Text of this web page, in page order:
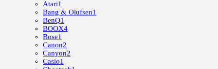
Atari1
Bang & Olufsen1
BenQ1
BOOX4
Bose1
Canon2
Canyon2
Casio1